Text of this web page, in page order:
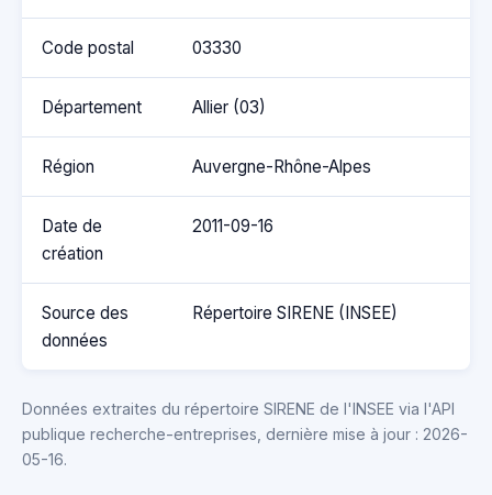
Code postal 03330
Département Allier (03)
Région Auvergne-Rhône-Alpes
Date de
création
2011-09-16
Source des
données
Répertoire SIRENE (INSEE)
Données extraites du répertoire SIRENE de l'INSEE via l'API
publique recherche-entreprises, dernière mise à jour : 2026-
05-16.